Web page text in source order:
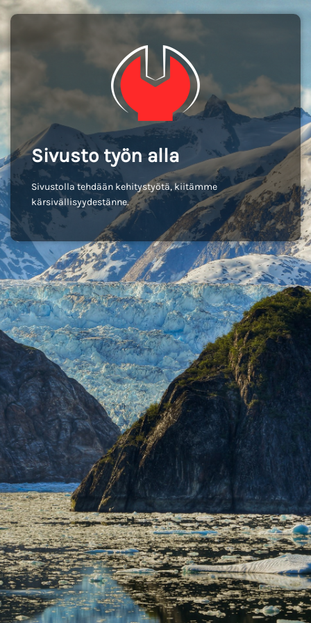
Sivusto työn alla
Sivustolla tehdään kehitystyötä, kiitämme
kärsivällisyydestänne.